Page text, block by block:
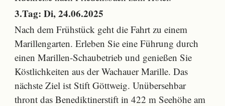
3.Tag: Di, 24.06.2025
Nach dem Frühstück geht die Fahrt zu einem
Marillengarten. Erleben Sie eine Führung durch
einen Marillen-Schaubetrieb und genießen Sie
Köstlichkeiten aus der Wachauer Marille. Das
nächste Ziel ist Stift Göttweig. Unübersehbar
thront das Benediktinerstift in 422 m Seehöhe am